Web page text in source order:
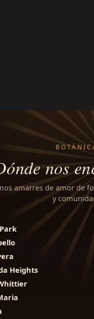
nos
amarres de amor de
y
Heights